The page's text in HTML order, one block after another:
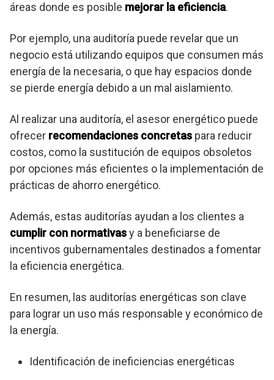
áreas donde es posible mejorar la eficiencia.
Por ejemplo, una auditoría puede revelar que un
negocio está utilizando equipos que consumen más
energía de la necesaria, o que hay espacios donde
se pierde energía debido a un mal aislamiento.
Al realizar una auditoría, el asesor energético puede
ofrecer recomendaciones concretas para reducir
costos, como la sustitución de equipos obsoletos
por opciones más eficientes o la implementación de
prácticas de ahorro energético.
Además, estas auditorías ayudan a los clientes a
cumplir con normativasy a beneficiarse de
incentivos gubernamentales destinados a fomentar
la eficiencia energética.
En resumen, las auditorías energéticas son clave
para lograr un uso más responsable y económico de
la energía.
Identificación de ineficiencias energéticas